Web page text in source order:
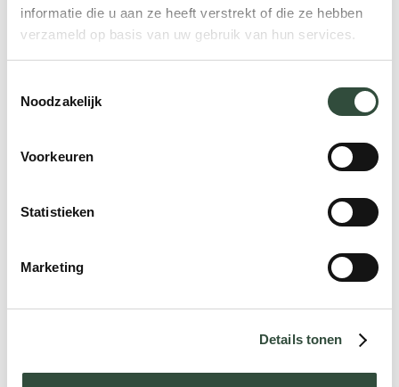
informatie die u aan ze heeft verstrekt of die ze hebben
verzameld op basis van uw gebruik van hun services.
Noodzakelijk
Voorkeuren
Statistieken
Marketing
Details tonen
Als afgestudeerd kunstdocent ligt mijn
interessegebied in het spelenderwijs, een leven
lang leren. Met een nieuwsgierige geest stimuleer
probleemoplossend vermogen en een positieve
gesprek over HR vraagstukken rondom het
training voor je medewerkers als afsluiting van hun
werkende leven.